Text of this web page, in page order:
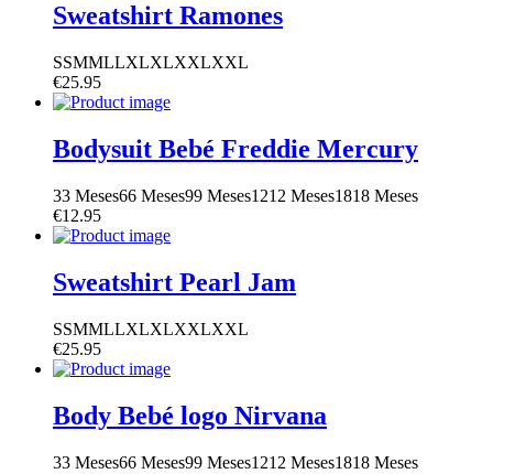
Sweatshirt Ramones
SSMMLLXLXLXXLXXL
€25.95
Bodysuit Bebé Freddie Mercury
33 Meses66 Meses99 Meses1212 Meses1818 Meses
€12.95
Sweatshirt Pearl Jam
SSMMLLXLXLXXLXXL
€25.95
Body Bebé logo Nirvana
33 Meses66 Meses99 Meses1212 Meses1818 Meses